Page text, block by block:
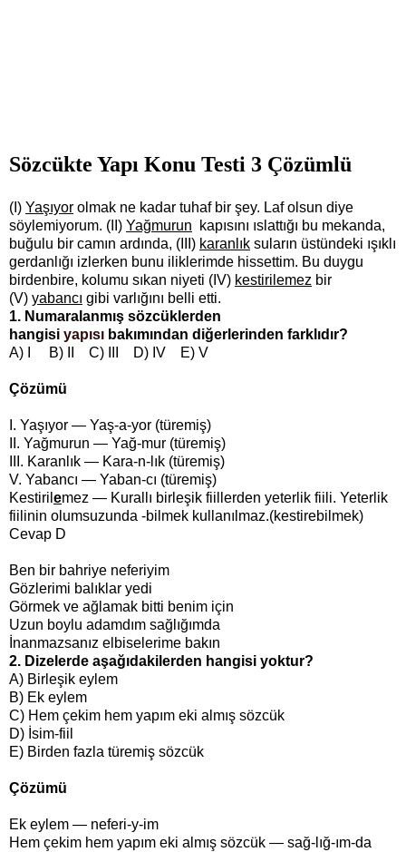
Sözcükte Yapı Konu Testi 3 Çözümlü
(I) Yaşıyor olmak ne kadar tuhaf bir şey. Laf olsun diye
söylemiyorum. (II) Yağmurun kapısını ıslattığı bu mekanda,
buğulu bir camın ardında, (III) karanlık suların üstündeki ışıklı
gerdanlığı izlerken bunu iliklerimde hissettim. Bu duygu
birdenbire, kolumu sıkan niyeti (IV) kestirilemez bir
(V) yabancı gibi varlığını belli etti.
1. Numaralanmış sözcüklerden
hangisi yapısı bakımından diğerlerinden farklıdır?
A) I B) II C) III D) IV E) V
Çözümü
I. Yaşıyor — Yaş-a-yor (türemiş)
II. Yağmurun — Yağ-mur (türemiş)
III. Karanlık — Kara-n-lık (türemiş)
V. Yabancı — Yaban-cı (türemiş)
Kestiril emez — Kurallı birleşik fiillerden yeterlik fiili. Yeterlik
fiilinin olumsuzunda -bilmek kullanılmaz.(kestirebilmek)
Cevap D
Ben bir bahriye neferiyim
Gözlerimi balıklar yedi
Görmek ve ağlamak bitti benim için
Uzun boylu adamdım sağlığımda
İnanmazsanız elbiselerime bakın
2. Dizelerde aşağıdakilerden hangisi yoktur?
A) Birleşik eylem
B) Ek eylem
C) Hem çekim hem yapım eki almış sözcük
D) İsim-fiil
E) Birden fazla türemiş sözcük
Çözümü
Ek eylem — neferi-y-im
Hem çekim hem yapım eki almış sözcük — sağ-lığ-ım-da